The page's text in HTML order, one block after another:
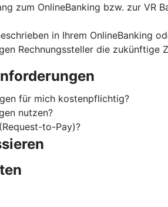
zum OnlineBanking bzw. zur VR
in Ihrem OnlineBanking
Rechnungssteller die zukünftige
für mich kostenpflichtig?
nutzen?
to-Pay)?